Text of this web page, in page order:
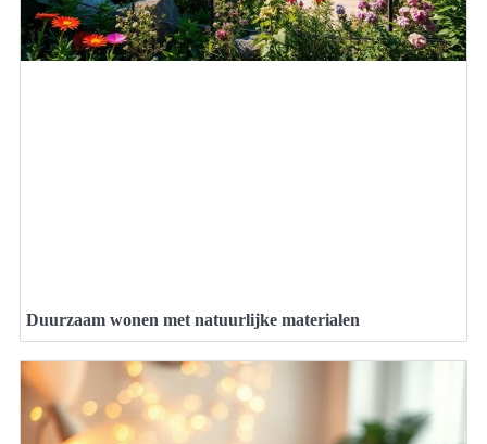
Duurzaam wonen met natuurlijke materialen